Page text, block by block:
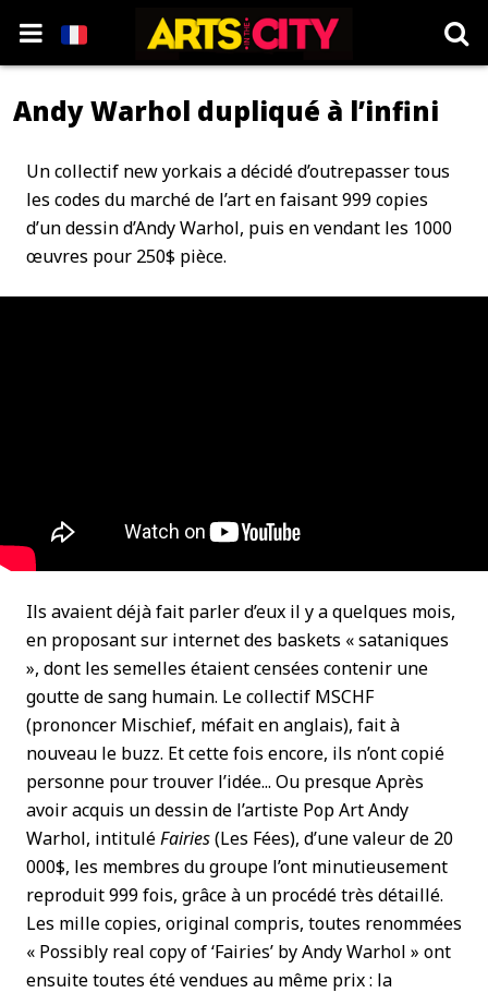
Andy Warhol dupliqué à l’infini
Un collectif new yorkais a décidé d’outrepasser tous
les codes du marché de l’art en faisant 999 copies
d’un dessin d’Andy Warhol, puis en vendant les 1000
œuvres pour 250$ pièce.
Ils avaient déjà fait parler d’eux il y a quelques mois,
en proposant sur internet des baskets « sataniques
», dont les semelles étaient censées contenir une
goutte de sang humain. Le collectif MSCHF
(prononcer Mischief, méfait en anglais), fait à
nouveau le buzz. Et cette fois encore, ils n’ont copié
personne pour trouver l’idée... Ou presque Après
avoir acquis un dessin de l’artiste Pop Art Andy
Warhol, intituléFairies(Les Fées), d’une valeur de 20
000$, les membres du groupe l’ont minutieusement
reproduit 999 fois, grâce à un procédé très détaillé.
Les mille copies, original compris, toutes renommées
« Possibly real copy of ‘Fairies’ by Andy Warhol » ont
ensuite toutes été vendues au même prix : la